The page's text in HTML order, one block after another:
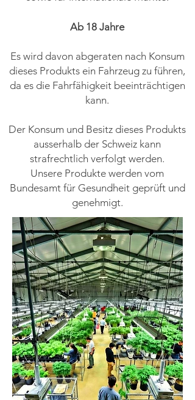
Ab 18 Jahre
Es wird davon abgeraten nach Konsum
dieses Produkts ein Fahrzeug zu führen,
da es die Fahrfähigkeit beeinträchtigen
kann.
Der Konsum und Besitz dieses Produkts
ausserhalb der Schweiz kann
strafrechtlich verfolgt werden.
Unsere Produkte werden vom
Bundesamt für Gesundheit geprüft und
genehmigt.